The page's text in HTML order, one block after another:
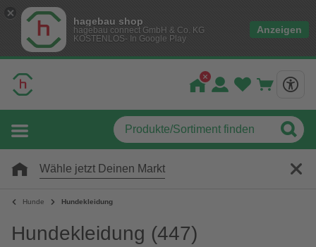
hagebau shop
hagebau connect GmbH & Co. KG
KOSTENLOS- In Google Play
Anzeigen
Wähle jetzt Deinen Markt
Hunde Hundekleidung
Hundekleidung (447)